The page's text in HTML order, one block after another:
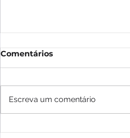
Comentários
Escreva um comentário